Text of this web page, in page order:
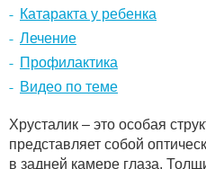
Катаракта у ребенка
Лечение
Профилактика
Видео по теме
Хрусталик – это особая
представляет собой
в задней камере глаза.